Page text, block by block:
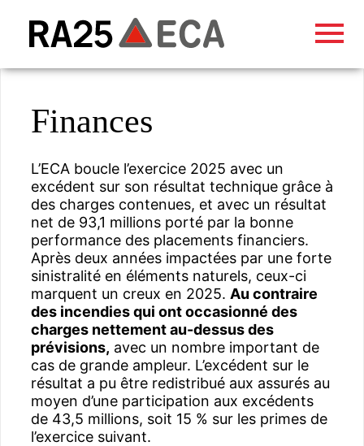
Finances
L’ECA boucle l’exercice 2025 avec un
excédent sur son résultat technique grâce à
des charges contenues, et avec un résultat
net de 93,1 millions porté par la bonne
performance des placements financiers.
Après deux années impactées par une forte
sinistralité en éléments naturels, ceux-ci
marquent un creux en 2025. Au contraire
des incendies qui ont occasionné des
charges nettement au-dessus des
prévisions, avec un nombre important de
cas de grande ampleur. L’excédent sur le
résultat a pu être redistribué aux assurés au
moyen d’une participation aux excédents
de 43,5 millions, soit 15 % sur les primes de
l’exercice suivant.